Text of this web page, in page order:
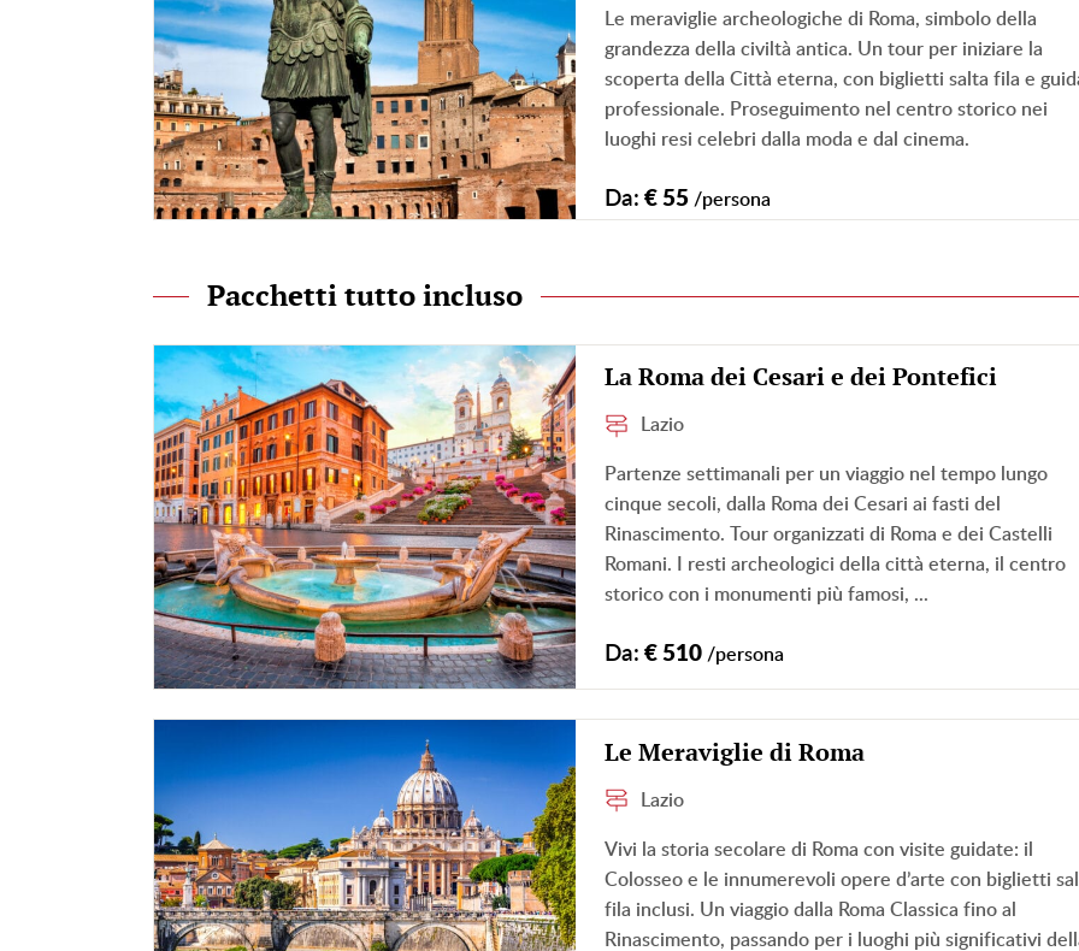
Le meraviglie archeologiche di Roma, simbolo della
grandezza della civiltà antica. Un tour per iniziare la
scoperta della Città eterna, con biglietti salta fila e
professionale. Proseguimento nel centro storico nei
luoghi resi celebri dalla moda e dal cinema.
Da: € 55 /persona
Pacchetti tutto incluso
La Roma dei Cesari e dei Pontefici
Lazio
Partenze settimanali per un viaggio nel tempo lungo
cinque secoli, dalla Roma dei Cesari ai fasti del
Rinascimento. Tour organizzati di Roma e dei Castelli
Romani. I resti archeologici della città eterna, il centro
storico con i monumenti più famosi, ...
Da: € 510 /persona
Le Meraviglie di Roma
Lazio
Vivi la storia secolare di Roma con visite guidate: il
Colosseo e le innumerevoli opere d’arte con biglietti
fila inclusi. Un viaggio dalla Roma Classica fino al
Rinascimento, passando per i luoghi più significativi